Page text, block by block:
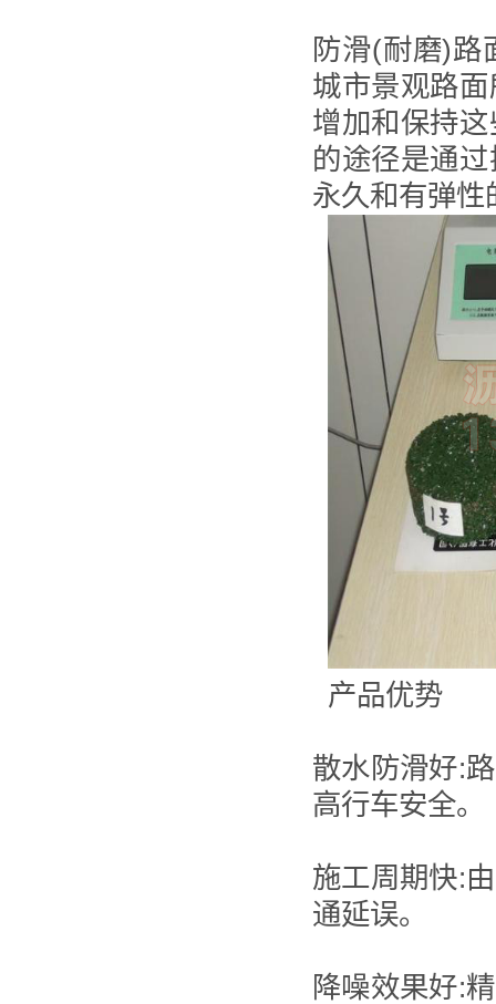
防滑(耐磨)路
城市景观路
增加和保持
的途径是通
永久和有弹性
产品优势
散水防滑好:
高行车安全。
施工周期快:
通延误。
降噪效果好: